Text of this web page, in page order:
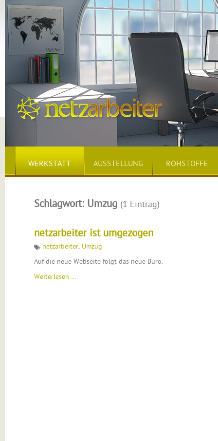
WERKSTATT AUSSTELLUNG ROHSTOFFE
Schlagwort: Umzug (1 Eintrag)
netzarbeiter ist umgezogen
netzarbeiter, Umzug
Auf die neue Webseite folgt das neue Büro.
Weiterlesen …